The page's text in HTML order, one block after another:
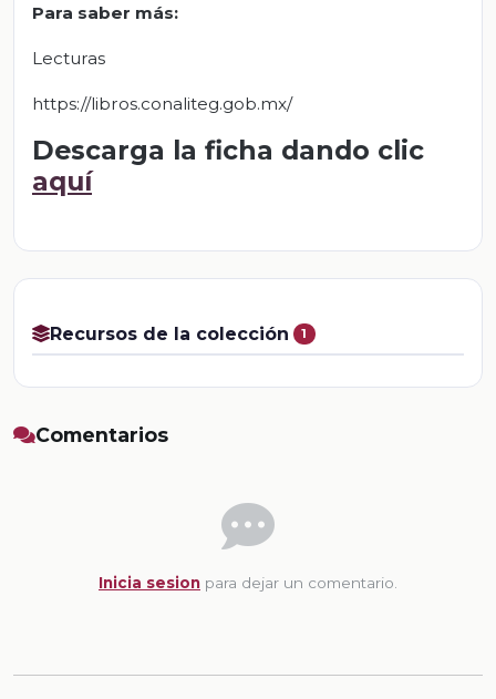
Para saber más:
Lecturas
https://libros.conaliteg.gob.mx/
Descarga la ficha dando clic
aquí
Recursos de la colección 1
Comentarios
Inicia sesion para dejar un comentario.